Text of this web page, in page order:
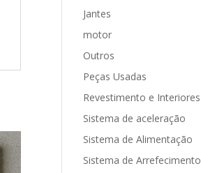
Jantes
motor
Outros
Peças Usadas
Revestimento e Interiores
Sistema de aceleração
Sistema de Alimentação
Sistema de Arrefecimento